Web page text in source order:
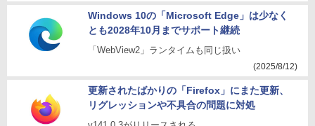
Windows 10の「Microsoft Edge」は少なく
とも2028年10月までサポート継続
「WebView2」ランタイムも同じ扱い
(2025/8/12)
更新されたばかりの「Firefox」にまた更新、
リグレッションや不具合の問題に対処